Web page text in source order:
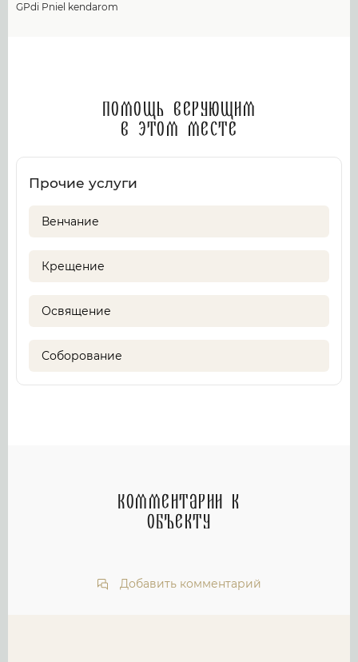
GPdi Pniel kendarom
Помощь верующим
в этом месте
Прочие услуги
Венчание
Крещение
Освящение
Соборование
Комментарии к
объекту
Добавить комментарий